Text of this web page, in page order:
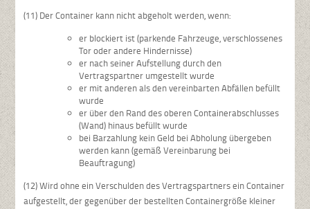
(11) Der Container kann nicht abgeholt werden, wenn:
er blockiert ist (parkende Fahrzeuge, verschlossenes
Tor oder andere Hindernisse)
er nach seiner Aufstellung durch den
Vertragspartner umgestellt wurde
er mit anderen als den vereinbarten Abfällen befüllt
wurde
er über den Rand des oberen Containerabschlusses
(Wand) hinaus befüllt wurde
bei Barzahlung kein Geld bei Abholung übergeben
werden kann (gemäß Vereinbarung bei
Beauftragung)
(12) Wird ohne ein Verschulden des Vertragspartners ein Container
aufgestellt, der gegenüber der bestellten Containergröße kleiner